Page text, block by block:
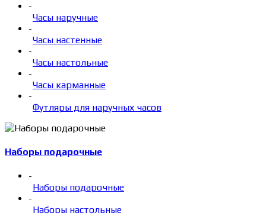
-
Часы наручные
-
Часы настенные
-
Часы настольные
-
Часы карманные
-
Футляры для наручных часов
Наборы подарочные
-
Наборы подарочные
-
Наборы настольные